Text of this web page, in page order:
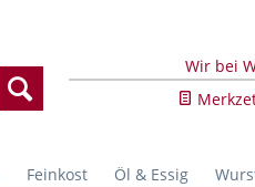
Wir bei
Feinkost Öl & Essig